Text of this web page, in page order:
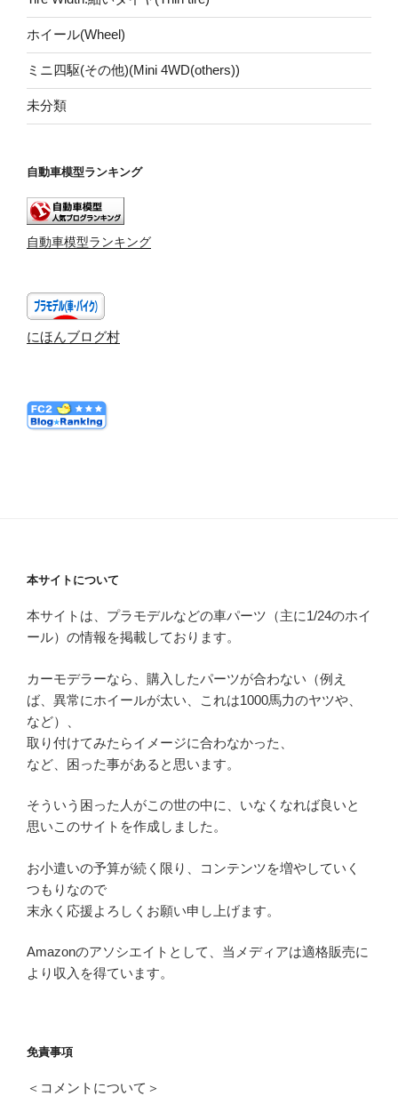
ホイール(Wheel)
ミニ四駆(その他)(Mini 4WD(others))
未分類
自動車模型ランキング
自動車模型ランキング
にほんブログ村
本サイトについて
本サイトは、プラモデルなどの車パーツ（主に1/24のホイ
ール）の情報を掲載しております。
カーモデラーなら、購入したパーツが合わない（例え
ば、異常にホイールが太い、これは1000馬力のヤツや、
など）、
取り付けてみたらイメージに合わなかった、
など、困った事があると思います。
そういう困った人がこの世の中に、いなくなれば良いと
思いこのサイトを作成しました。
お小遣いの予算が続く限り、コンテンツを増やしていく
つもりなので
末永く応援よろしくお願い申し上げます。
Amazonのアソシエイトとして、当メディアは適格販売に
より収入を得ています。
免責事項
＜コメントについて＞